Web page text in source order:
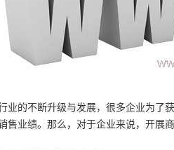
业的不断升级与发展，很多企业为了
售业绩。那么，对于企业来说，开展